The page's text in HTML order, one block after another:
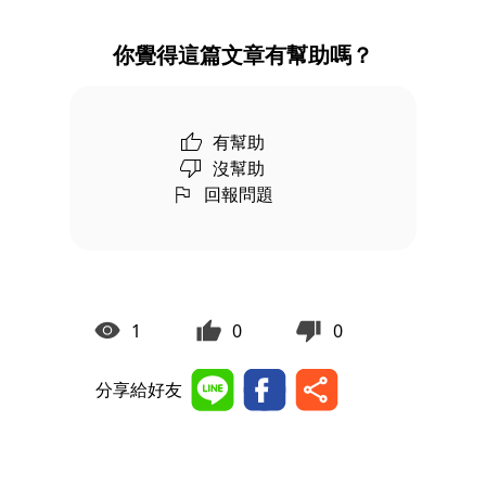
你覺得這篇文章有幫助嗎？
有幫助
沒幫助
回報問題
1 0 0
分享給好友